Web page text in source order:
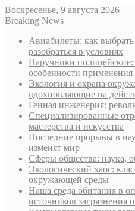
Воскресенье, 9 августа 2026
Breaking News
Авиабилеты: как
разобраться в условиях
Наручники полицейские:
особенности применения
Экология и охрана
вдохновляющие на
Генная инженерия:
Специализированные
мастерства и искусства
Последние прорывы в
изменят мир
Сферы общества: наука,
Экологический хаос:
окружающей среды
Наша среда обитания в
источников